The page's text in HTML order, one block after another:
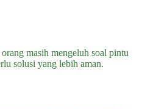
masih mengeluh soal pintu
solusi yang lebih aman.